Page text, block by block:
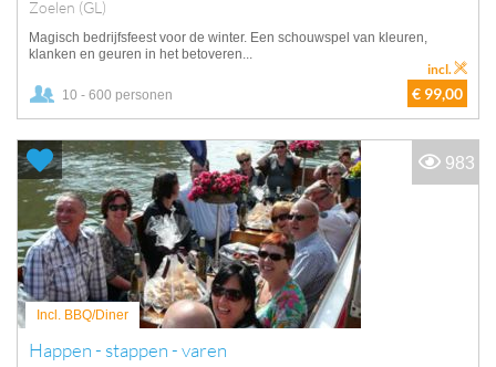
Zoelen (GL)
Magisch bedrijfsfeest voor de winter. Een schouwspel van kleuren,
klanken en geuren in het betoveren...
10 - 600 personen € 99,00
incl.
Incl. BBQ/Diner
Happen - stappen - varen
983